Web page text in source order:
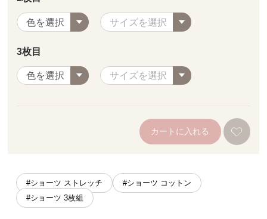
3枚目
カートに入れる
#ショーツ ストレッチ
#ショーツ コットン
#ショーツ 3枚組